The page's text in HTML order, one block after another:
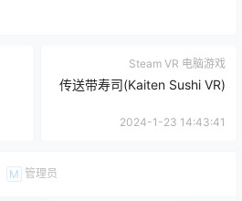
Steam VR 电脑游戏
传送带寿司(Kaiten Sushi VR)
2024-1-23 14:43:41
M 管理员